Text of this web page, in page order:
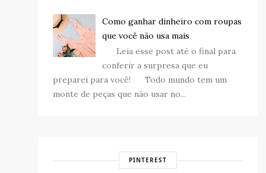
Como ganhar dinheiro com roupas
que você não usa mais
Leia esse post até o final para
conferir a surpresa que eu
preparei para você! Todo mundo tem um
monte de peças que não usar no...
PINTEREST